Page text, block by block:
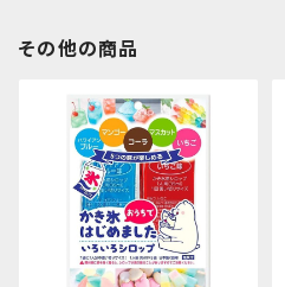
その他の商品